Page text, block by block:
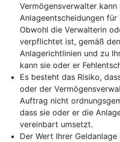
Vermögensverwalter kann
Anlageentscheidungen
Obwohl die Verwalterin
verpflichtet ist, gemäß
Anlagerichtlinien und zu
kann sie oder er
Es besteht das Risiko,
oder der
Auftrag nicht
dass sie oder er die
vereinbart umsetzt.
Der Wert Ihrer